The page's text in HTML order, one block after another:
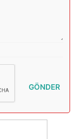
GÖNDER